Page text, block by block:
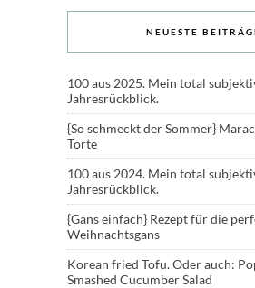
NEUESTE
100 aus 2025. Mein total
Jahresrückblick.
{So schmeckt der Sommer}
Torte
100 aus 2024. Mein total
Jahresrückblick.
{Gans einfach} Rezept für die
Weihnachtsgans
Korean fried Tofu. Oder auch:
Smashed Cucumber Salad